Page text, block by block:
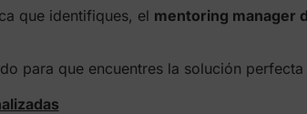
que identifiques, el mentoring manager
para que encuentres la solución